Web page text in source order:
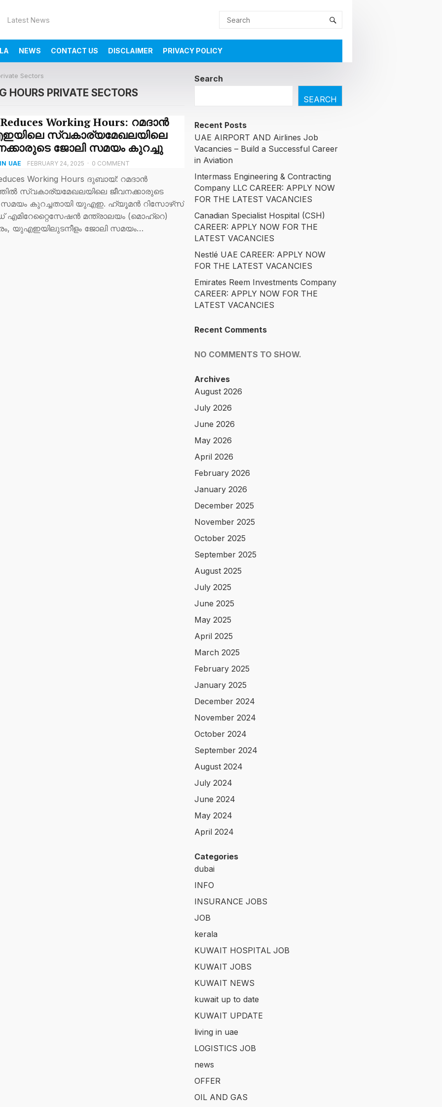
Latest News
NEWS CONTACT US DISCLAIMER PRIVACY POLICY
Sectors
HOURS PRIVATE SECTORS
Working Hours: റമദാൻ
സ്വകാര്യമേഖലയിലെ
ജോലി സമയം കുറച്ചു
UAE FEBRUARY 24, 2025 · 0 COMMENT
Working Hours ദുബായ്: റമദാൻ
സ്വകാര്യമേഖലയിലെ ജീവനക്കാരുടെ
സമയം കുറച്ചതായി യുഎഇ. ഹ്യൂമൻ റിസോഴ്‌സ്
മന്ത്രാലയം (മൊഹ്റെ)
യുഎഇയിലുടനീളം ജോലി സമയം…
Search
SEARCH
Recent Posts
UAE AIRPORT AND Airlines Job
Vacancies – Build a Successful Career
in Aviation
Intermass Engineering & Contracting
Company LLC CAREER: APPLY NOW
FOR THE LATEST VACANCIES
Canadian Specialist Hospital (CSH)
CAREER: APPLY NOW FOR THE
LATEST VACANCIES
Nestlé UAE CAREER: APPLY NOW
FOR THE LATEST VACANCIES
Emirates Reem Investments Company
CAREER: APPLY NOW FOR THE
LATEST VACANCIES
Recent Comments
NO COMMENTS TO SHOW.
Archives
August 2026
July 2026
June 2026
May 2026
April 2026
February 2026
January 2026
December 2025
November 2025
October 2025
September 2025
August 2025
July 2025
June 2025
May 2025
April 2025
March 2025
February 2025
January 2025
December 2024
November 2024
October 2024
September 2024
August 2024
July 2024
June 2024
May 2024
April 2024
Categories
dubai
INFO
INSURANCE JOBS
JOB
kerala
KUWAIT HOSPITAL JOB
KUWAIT JOBS
KUWAIT NEWS
kuwait up to date
KUWAIT UPDATE
living in uae
LOGISTICS JOB
news
OFFER
OIL AND GAS